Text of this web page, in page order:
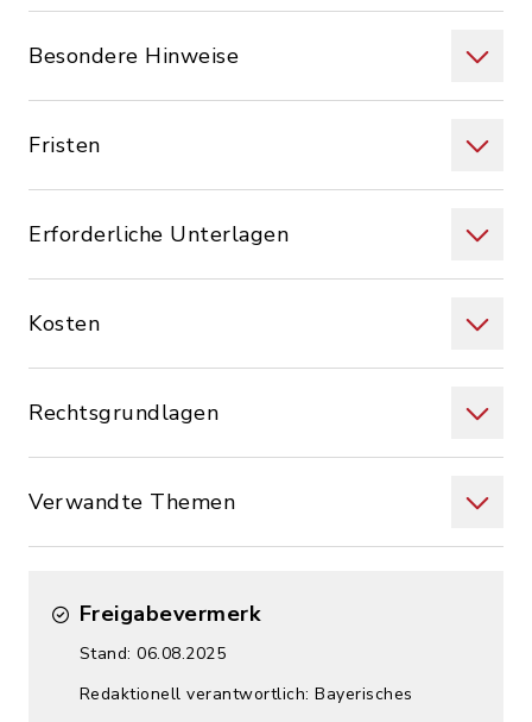
Besondere Hinweise
Fristen
Erforderliche Unterlagen
Kosten
Rechtsgrundlagen
Verwandte Themen
Freigabevermerk
Stand: 06.08.2025
Redaktionell verantwortlich: Bayerisches